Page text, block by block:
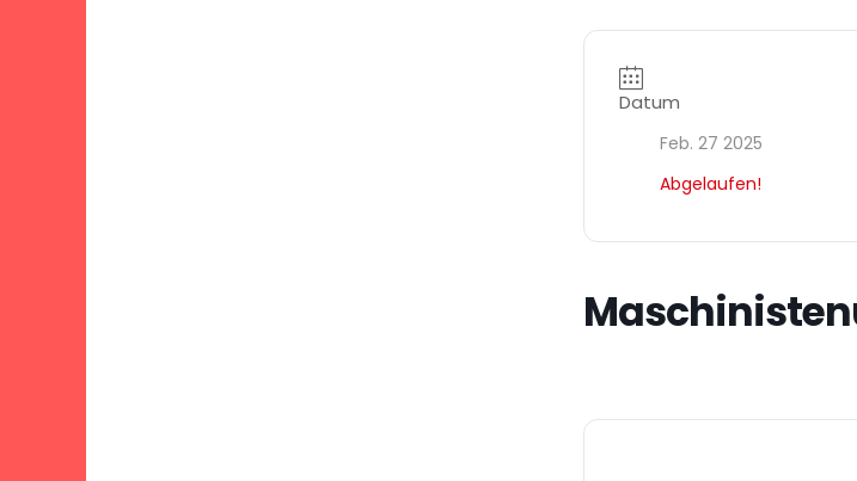
Datum
Feb. 27 2025
Abgelaufen!